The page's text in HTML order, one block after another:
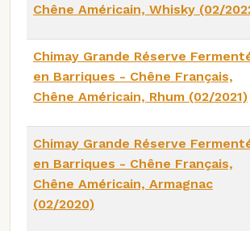
Chêne Américain, Whisky (02/
Chimay Grande Réserve
en Barriques - Chêne Français,
Chêne Américain, Rhum (02/2021)
Chimay Grande Réserve
en Barriques - Chêne Français,
Chêne Américain, Armagnac
(02/2020)